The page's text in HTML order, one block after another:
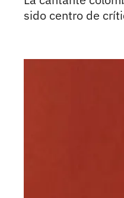
sido centro de